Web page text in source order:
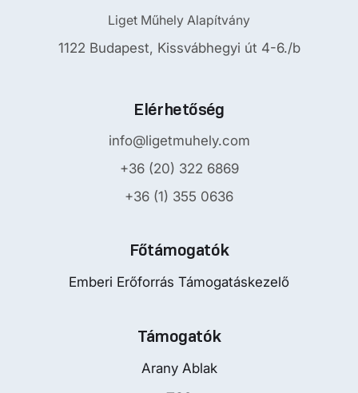
Liget Műhely Alapítvány
1122 Budapest, Kissvábhegyi út 4-6./b
Elérhetőség
info@ligetmuhely.com
+36 (20) 322 6869
+36 (1) 355 0636
Főtámogatók
Emberi Erőforrás Támogatáskezelő
Támogatók
Arany Ablak